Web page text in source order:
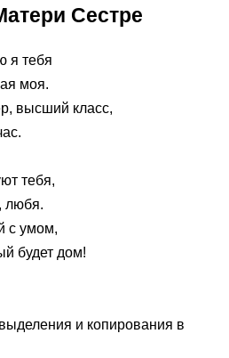
Сестре
я тебя
моя.
высший класс,
тебя,
любя.
с умом,
будет дом!
и копирования в